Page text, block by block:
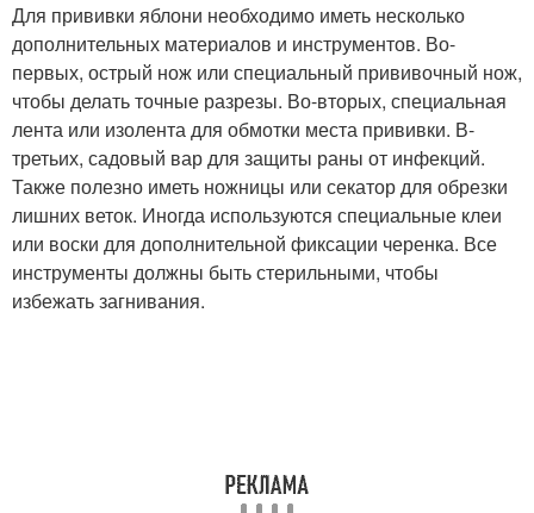
Для прививки яблони необходимо иметь несколько
дополнительных материалов и инструментов. Во-
первых, острый нож или специальный прививочный нож,
чтобы делать точные разрезы. Во-вторых, специальная
лента или изолента для обмотки места прививки. В-
третьих, садовый вар для защиты раны от инфекций.
Также полезно иметь ножницы или секатор для обрезки
лишних веток. Иногда используются специальные клеи
или воски для дополнительной фиксации черенка. Все
инструменты должны быть стерильными, чтобы
избежать загнивания.